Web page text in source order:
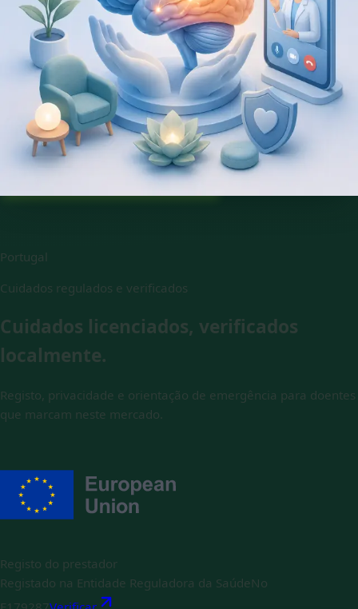
Consulta de Psicologia
Consulta com psicóloga registada na Ordem dos Psicólogos
Portugueses. Avaliação psicológica e terapia baseada em
evidência, por videochamada segura. Marque já.
45 min
Ver detalhes do serviço
Consulta de Psicologia
Portugal
Cuidados regulados e verificados
Cuidados licenciados, verificados
localmente.
Registo, privacidade e orientação de emergência para doentes
que marcam neste mercado.
Registo do prestador
Registado na Entidade Reguladora da Saúde No